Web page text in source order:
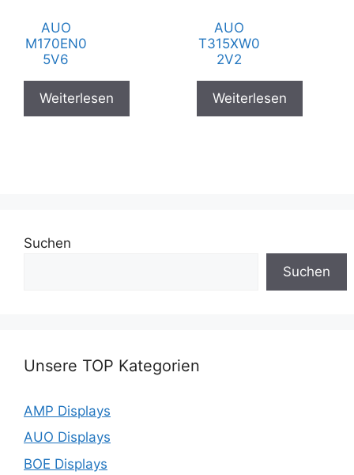
AUO
M170EN0
5V6
Weiterlesen
AUO
T315XW0
2V2
Weiterlesen
Suchen
Suchen
Unsere TOP Kategorien
AMP Displays
AUO Displays
BOE Displays